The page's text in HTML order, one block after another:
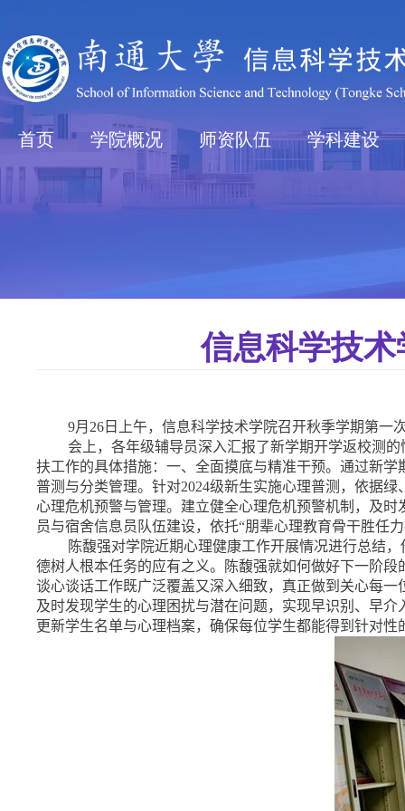
首页 学院概况 师资队伍 学科建设
信息科学技
9月 26日上午，信息科学技术学院召开秋季学期第一
会上，各年级辅导员深入汇报了新学期开学返校测
扶工作的具体措施：一、全面摸底与精准干预。通过新
普测与分类管理。针对2024级新生实施心理普测，依据绿
心理危机预警与管理。建立健全心理危机预警机制，及
员与宿舍信息员队伍建设，依托“朋辈心理教育骨干胜任
陈馥强对学院近期心理健康工作开展情况进行总结
德树人根本任务的应有之义。陈馥强就如何做好下一阶
谈心谈话工作既广泛覆盖又深入细致，真正做到关心每
及时发现学生的心理困扰与潜在问题，实现早识别、早
更新学生名单与心理档案，确保每位学生都能得到针对